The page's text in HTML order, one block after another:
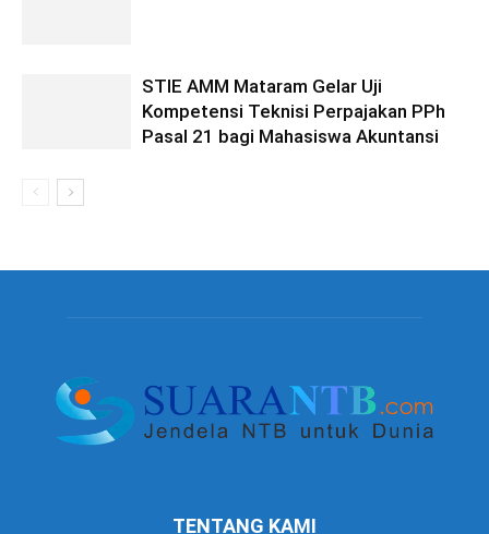
STIE AMM Mataram Gelar Uji
Kompetensi Teknisi Perpajakan PPh
Pasal 21 bagi Mahasiswa Akuntansi
TENTANG KAMI